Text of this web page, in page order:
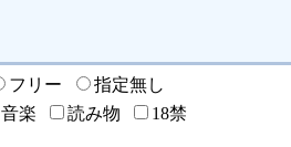
フリー 指定無し
音楽 読み物 18禁